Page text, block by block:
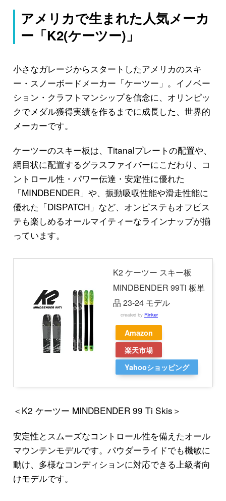
アメリカで生まれた人気メーカ
ー「K2(ケーツー)」
小さなガレージからスタートしたアメリカのスキ
ー・スノーボードメーカー「ケーツー」。イノベー
ション・クラフトマンシップを信念に、オリンピッ
クでメダル獲得実績を作るまでに成長した、世界的
メーカーです。
ケーツーのスキー板は、Titanalプレートの配置や、
網目状に配置するグラスファイバーにこだわり、コ
ントロール性・パワー伝達・安定性に優れた
「MINDBENDER」や、振動吸収性能や滑走性能に
優れた「DISPATCH」など、オンピステもオフピス
テも楽しめるオールマイティーなラインナップが揃
っています。
K2 ケーツー スキー板
MINDBENDER 99Ti 板単
品 23-24 モデル
created by Rinker
Amazon
楽天市場
Yahooショッピング
＜K2 ケーツー MINDBENDER 99 Ti Skis＞
安定性とスムーズなコントロール性を備えたオール
マウンテンモデルです。パウダーライドでも機敏に
動け、多様なコンディションに対応できる上級者向
けモデルです。